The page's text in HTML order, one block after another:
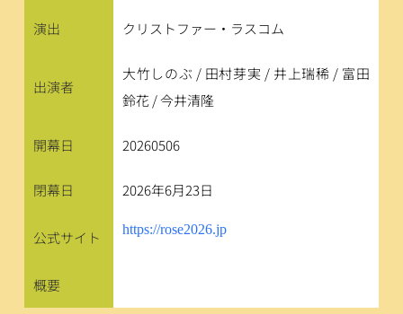
演出 クリストファー・ラスコム
出演者
大竹しのぶ / 田村芽実 / 井上瑞稀 / 富田
鈴花 / 今井清隆
開幕日 20260506
閉幕日 2026年6月23日
公式サイト https://rose2026.jp
概要